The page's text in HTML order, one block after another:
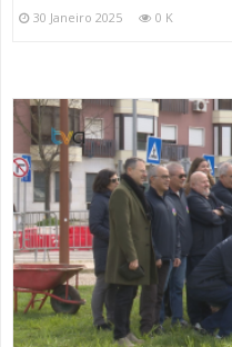
30 Janeiro 2025 0 K